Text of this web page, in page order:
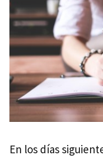
En los días